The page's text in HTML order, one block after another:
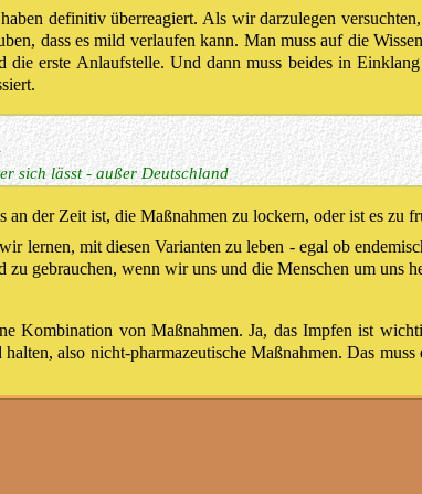
definitiv überreagiert. Als wir darzulegen
dass es mild verlaufen kann. Man muss auf die
die erste Anlaufstelle. Und dann muss beides in
sich lässt - außer Deutschland
an der Zeit ist, die Maßnahmen zu lockern, oder ist es zu
lernen, mit diesen Varianten zu leben - egal ob
zu gebrauchen, wenn wir uns und die Menschen um
Kombination von Maßnahmen. Ja, das Impfen ist
also nicht-pharmazeutische Maßnahmen. Das
wird immer noch genau so gehandelt.